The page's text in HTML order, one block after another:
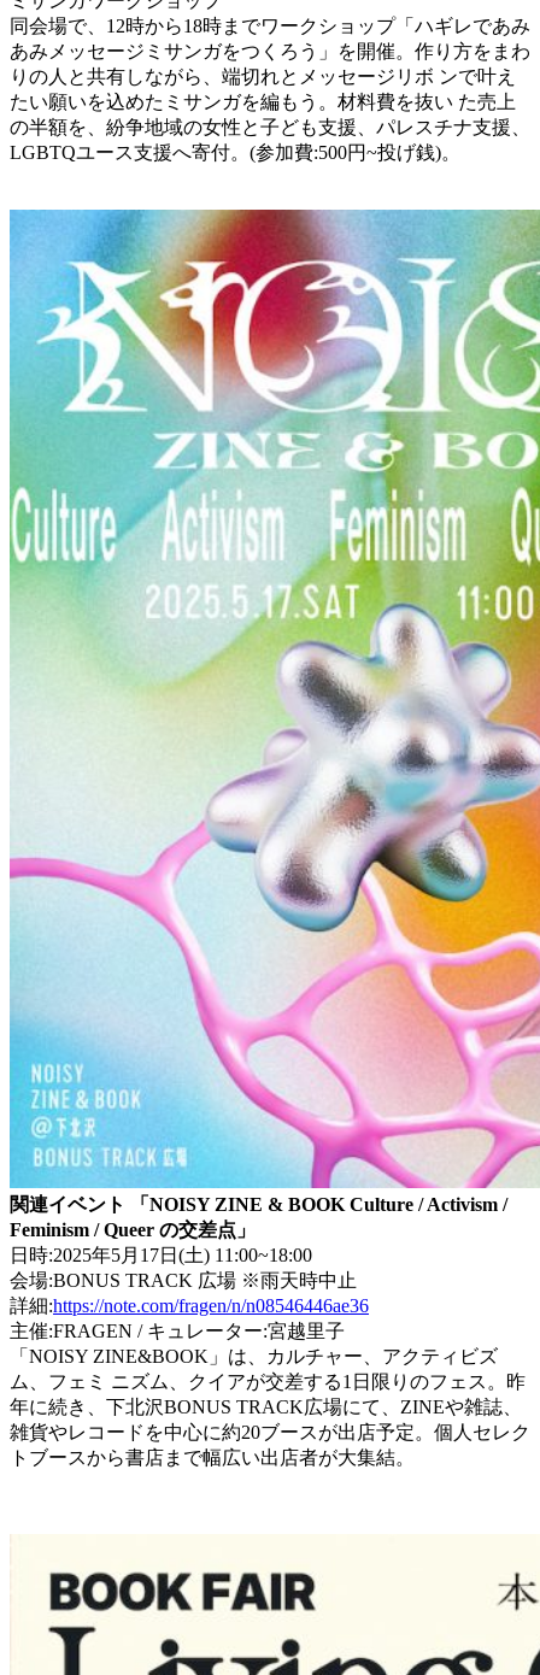
同会場で、12時から18時までワークショップ「ハギレであみ
あみメッセージミサンガをつくろう」を開催。作り方をまわ
りの人と共有しながら、端切れとメッセージリボ ンで叶え
たい願いを込めたミサンガを編もう。材料費を抜い た売上
の半額を、紛争地域の女性と子ども支援、パレスチナ支援、
LGBTQユース支援へ寄付。(参加費:500円~投げ銭)。
関連イベント 「NOISY ZINE & BOOK Culture / Activism /
Feminism / Queer の交差点」
日時:2025年5月17日(土) 11:00~18:00
会場:BONUS TRACK 広場 ※雨天時中止
詳細:https://note.com/fragen/n/n08546446ae36
主催:FRAGEN / キュレーター:宮越里子
「NOISY ZINE&BOOK」は、カルチャー、アクティビズ
ム、フェミ ニズム、クイアが交差する1日限りのフェス。昨
年に続き、下北沢BONUS TRACK広場にて、ZINEや雑誌、
雑貨やレコードを中心に約20ブースが出店予定。個人セレク
トブースから書店まで幅広い出店者が大集結。